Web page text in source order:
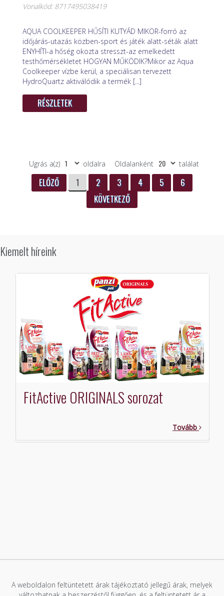
Vonalkód: 8717495038419
AQUA COOLKEEPER HŰSÍTI KUTYÁD MIKOR-forró az
időjárás-utazás közben-sport és játék alatt-séták alatt
ENYHÍTI-a hőség okozta stresszt-az emelkedett
testhőmérsékletet HOGYAN MŰKÖDIK?Mikor az Aqua
Coolkeeper vízbe kerül, a speciálisan tervezett
HydroQuartz aktiválódik a termék [...]
RÉSZLETEK
Oldalanként találat
Ugrás a(z) oldalra
ELŐZŐ 1 2 3 4 5
6
KÖVETKEZŐ
Kiemelt híreink
FitActive ORIGINALS sorozat
Tovább
A weboldalon feltüntetett árak tájékoztató jellegű árak, melyek